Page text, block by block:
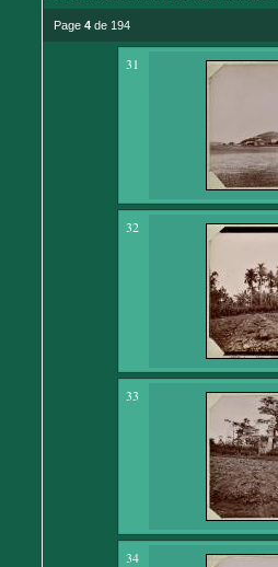
Page 4 de 194
31
32
33
34